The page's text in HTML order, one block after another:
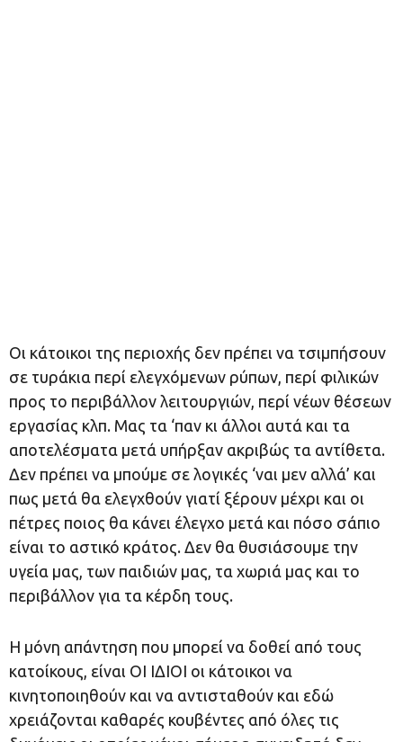
Οι κάτοικοι της περιοχής δεν πρέπει να τσιμπήσουν
σε τυράκια περί ελεγχόμενων ρύπων, περί φιλικών
προς το περιβάλλον λειτουργιών, περί νέων θέσεων
εργασίας κλπ. Μας τα ‘παν κι άλλοι αυτά και τα
αποτελέσματα μετά υπήρξαν ακριβώς τα αντίθετα.
Δεν πρέπει να μπούμε σε λογικές ‘ναι μεν αλλά’ και
πως μετά θα ελεγχθούν γιατί ξέρουν μέχρι και οι
πέτρες ποιος θα κάνει έλεγχο μετά και πόσο σάπιο
είναι το αστικό κράτος. Δεν θα θυσιάσουμε την
υγεία μας, των παιδιών μας, τα χωριά μας και το
περιβάλλον για τα κέρδη τους.
Η μόνη απάντηση που μπορεί να δοθεί από τους
κατοίκους, είναι ΟΙ ΙΔΙΟΙ οι κάτοικοι να
κινητοποιηθούν και να αντισταθούν και εδώ
χρειάζονται καθαρές κουβέντες από όλες τις